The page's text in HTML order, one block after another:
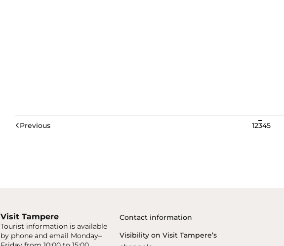
Previous 12345
Visit Tampere
Tourist information is available
by phone and email Monday–
Contact information
Visibility on Visit Tampere’s